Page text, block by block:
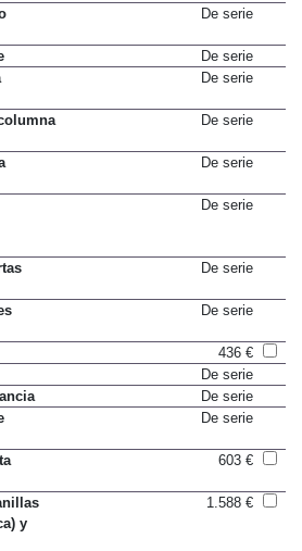
116 €
De serie
436 €
De serie
De serie
y